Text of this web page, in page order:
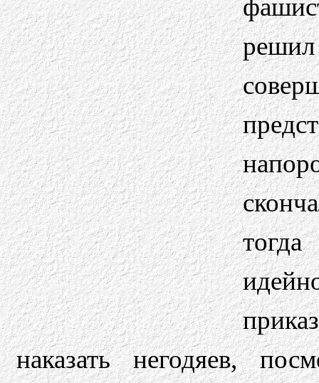
наказать негодяев,